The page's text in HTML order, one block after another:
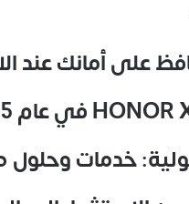
خدمات